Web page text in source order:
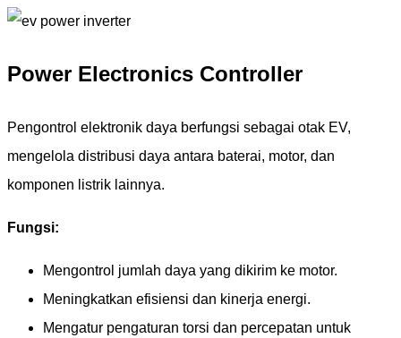
Power Electronics Controller
Pengontrol elektronik daya berfungsi sebagai otak EV,
mengelola distribusi daya antara baterai, motor, dan
komponen listrik lainnya.
Fungsi:
Mengontrol jumlah daya yang dikirim ke motor.
Meningkatkan efisiensi dan kinerja energi.
Mengatur pengaturan torsi dan percepatan untuk